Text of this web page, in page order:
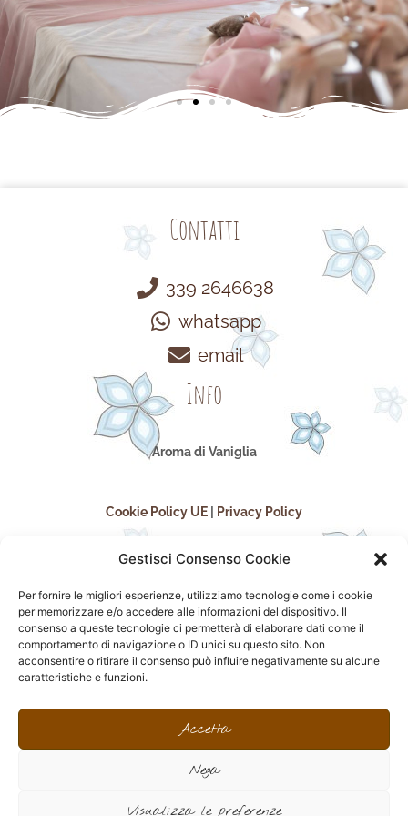
Gestisci Consenso Cookie
Per fornire le migliori esperienze, utilizziamo tecnologie come i cookie
per memorizzare e/o accedere alle informazioni del dispositivo. Il
consenso a queste tecnologie ci permetterà di elaborare dati come il
comportamento di navigazione o ID unici su questo sito. Non
acconsentire o ritirare il consenso può influire negativamente su alcune
caratteristiche e funzioni.
Accetta
Nega
Visualizza le preferenze
Contatti
339 2646638
whatsapp
email
Info
Aroma di Vaniglia
Cookie Policy UE Privacy Policy
seguici sui social
F
e
I
n
t
a
P
i
t
F
c